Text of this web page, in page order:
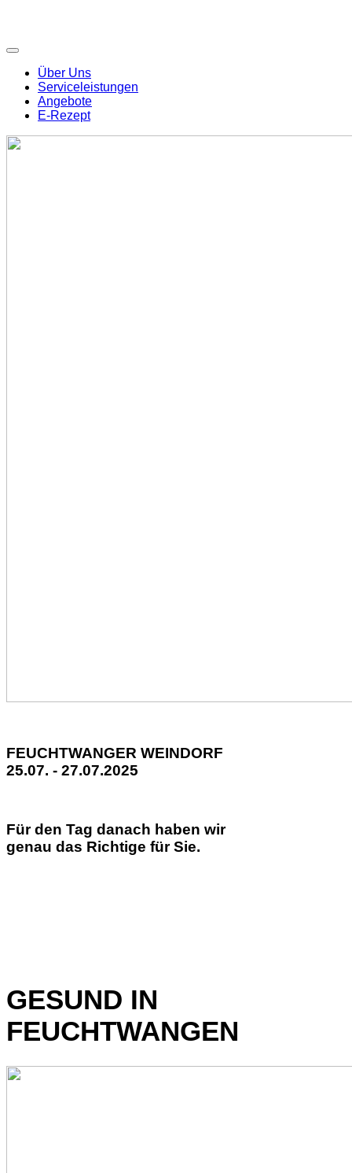
Über Uns
Serviceleistungen
Angebote
E-Rezept
FEUCHTWANGER WEINDORF
25.07. - 27.07.2025
Für den Tag danach haben wir
genau das Richtige für Sie.
GESUND IN
FEUCHTWANGEN